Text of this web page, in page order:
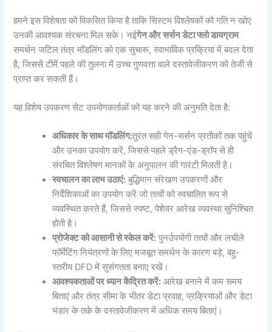
हमने इस विशेषता को विकसित किया है ताकि सिस्टम विश्लेषकों को गति न खोए
उनकी आवश्यक संरचना मिल सके। नईगेन और सर्सन डेटा फ्लो डायग्राम
समर्थन जटिल तंत्र मॉडलिंग को एक सुचारू, स्वाभाविक प्रक्रिया में बदल देता
है, जिससे टीमें पहले की तुलना में उच्च गुणवत्ता वाले दस्तावेजीकरण को तेजी से
प्राप्त कर सकती हैं।
यह विशेष उपकरण सेट उपयोगकर्ताओं को यह करने की अनुमति देता है:
अधिकार के साथ मॉडलिंग:तुरंत सही गेन-सर्सन प्रतीकों तक पहुंचें
और उनका उपयोग करें, जिससे पहले ड्रैग-एंड-ड्रॉप से ही
संरचित विश्लेषण मानकों के अनुपालन की गारंटी मिलती है।
स्वचालन का लाभ उठाएं: बुद्धिमान संरेखण उपकरणों और
निर्देशिकाओं का उपयोग करें जो तत्वों को स्वचालित रूप से
व्यवस्थित करते हैं, जिससे स्पष्ट, पेशेवर आरेख व्यवस्था सुनिश्चित
होती है।
प्रोजेक्ट को आसानी से स्केल करें: पुनर्उपयोगी तत्वों और लचीले
फॉर्मेटिंग नियंत्रणों के लिए मजबूत समर्थन के कारण बड़े, बहु-
स्तरीय DFD में सुसंगतता बनाए रखें।
आवश्यकताओं पर ध्यान केंद्रित करें: आरेख बनाने में कम समय
बिताएं और तंत्र सीमा के भीतर डेटा प्रवाह, प्रक्रियाओं और डेटा
भंडार के तर्क के दस्तावेजीकरण में अधिक समय बिताएं।